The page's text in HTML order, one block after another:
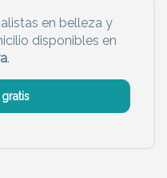
Chica
en belleza y
disponibles en
.